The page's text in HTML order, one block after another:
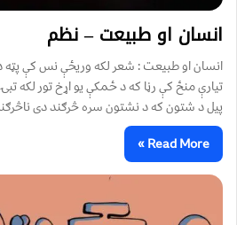
انسان او طبیعت – نظم
انسان او طبیعت : شعر لکه وریځې نس کې
تیارې منځ کې رڼا که د ځمکې یو اړخ تور لکه تبۍ
پیل د شتون که د نشتون سره څرګند دی
Read More »